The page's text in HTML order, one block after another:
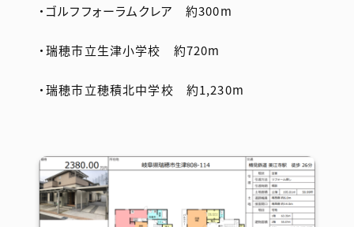
・ゴルフフォーラムクレア 約300m
・瑞穂市立生津小学校 約720m
・瑞穂市立穂積北中学校 約1,230m